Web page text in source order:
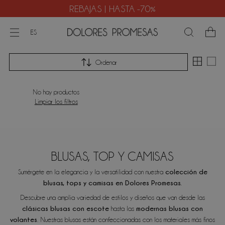
REBAJAS | HASTA -70%
ES
Ordenar
No hay productos
Limpiar los filtros
BLUSAS, TOP Y CAMISAS
Sumérgete en la elegancia y la versatilidad con nuestra colección de
blusas, tops y camisas en Dolores Promesas.
Descubre una amplia variedad de estilos y diseños que van desde las
clásicas blusas con escote hasta las modernas blusas con
volantes . Nuestras blusas están confeccionadas con los materiales más finos